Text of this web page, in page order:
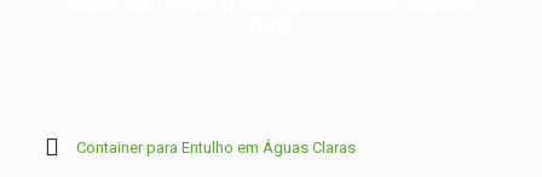
Container para Entulho em Águas Claras